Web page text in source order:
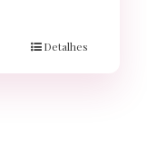
Detalhes